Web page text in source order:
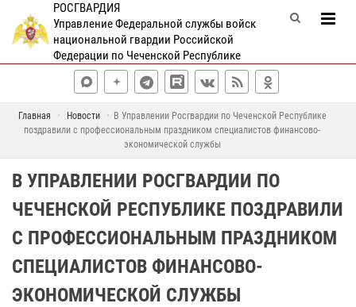
РОСГВАРДИЯ
Управление Федеральной службы войск
национальной гвардии Российской
Федерации по Чеченской Республике
Главная Новости
В Управлении Росгвардии по Чеченской Республике
поздравили с профессиональным праздником специалистов финансово-
экономической службы
В УПРАВЛЕНИИ РОСГВАРДИИ ПО
ЧЕЧЕНСКОЙ РЕСПУБЛИКЕ ПОЗДРАВИЛИ
С ПРОФЕССИОНАЛЬНЫМ ПРАЗДНИКОМ
СПЕЦИАЛИСТОВ ФИНАНСОВО-
ЭКОНОМИЧЕСКОЙ СЛУЖБЫ